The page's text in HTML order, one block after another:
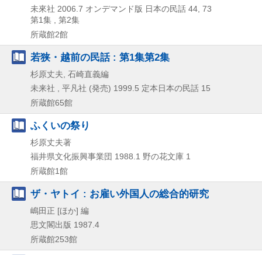
未來社 2006.7 オンデマンド版 日本の民話 44, 73
第1集 , 第2集
所蔵館2館
若狭・越前の民話 : 第1集第2集
杉原丈夫, 石崎直義編
未来社 , 平凡社 (発売) 1999.5 定本日本の民話 15
所蔵館65館
ふくいの祭り
杉原丈夫著
福井県文化振興事業団 1988.1 野の花文庫 1
所蔵館1館
ザ・ヤトイ : お雇い外国人の総合的研究
嶋田正 [ほか] 編
思文閣出版 1987.4
所蔵館253館